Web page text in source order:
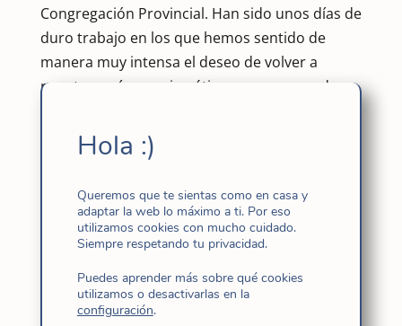
Congregación Provincial. Han sido unos días de
duro trabajo en los que hemos sentido de
manera muy intensa el deseo de volver a
nuestras raíces carismáticas para responder a
Nos hemos sabido realmente acompañadas
laicos, compañeros y amigos que nos habéis
hecho llegar vuestras oraciones y cariño.
elementos nos ha permitido vivir muy en
sintonía este acontecimiento y queremos
Hola :)
Queremos que te sientas como en casa y
adaptar la web lo máximo a ti. Por eso
utilizamos cookies con mucho cuidado.
Siempre respetando tu privacidad.
Puedes aprender más sobre qué cookies
utilizamos o desactivarlas en la
configuración.